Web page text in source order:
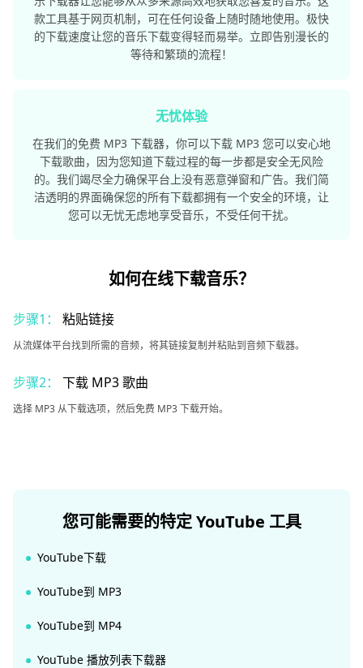
款工具基于网页机制，可在任何设备上随时随地使用。极快
的下载速度让您的音乐下载变得轻而易举。立即告别漫长的
等待和繁琐的流程！
无忧体验
在我们的免费 MP3 下载器，你可以下载 MP3 您可以安心地
下载歌曲，因为您知道下载过程的每一步都是安全无风险
的。我们竭尽全力确保平台上没有恶意弹窗和广告。我们简
洁透明的界面确保您的所有下载都拥有一个安全的环境，让
您可以无忧无虑地享受音乐，不受任何干扰。
如何在线下载音乐？
步骤1： 粘贴链接
从流媒体平台找到所需的音频，将其链接复制并粘贴到音频下载器。
步骤2： 下载 MP3 歌曲
选择 MP3 从下载选项，然后免费 MP3 下载开始。
您可能需要的特定 YouTube 工具
YouTube下载
YouTube到 MP3
YouTube到 MP4
YouTube 播放列表下载器